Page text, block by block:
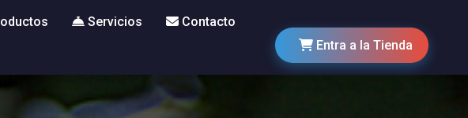
Servicios
Contacto
Entra a la Tienda